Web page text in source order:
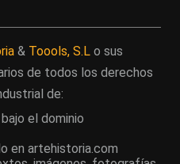
& Toools, S.L o sus
de todos los derechos
de:
el dominio
en artehistoria.com